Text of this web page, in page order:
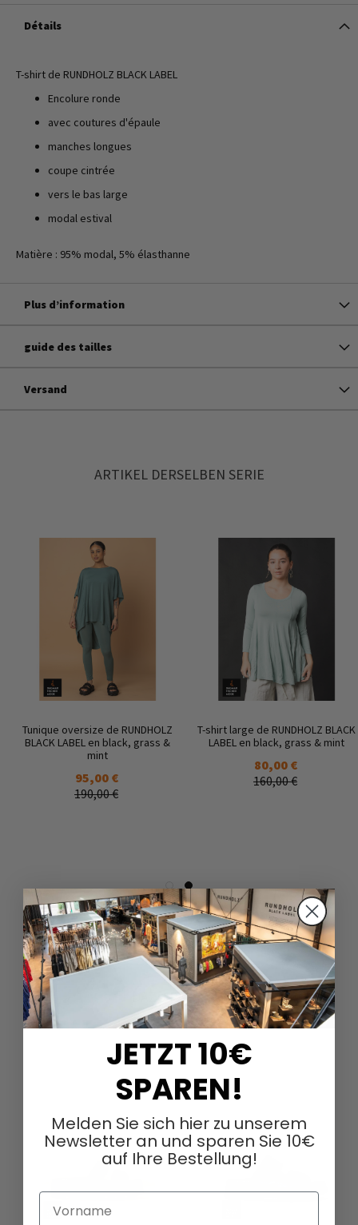
Détails
T-shirt de RUNDHOLZ BLACK LABEL
Encolure ronde
avec coutures d'épaule
manches longues
coupe cintrée
vers le bas large
modal estival
Matière : 95% modal, 5% élasthanne
Plus d’information
guide des tailles
Versand
ARTIKEL DERSELBEN SERIE
Tunique oversize de RUNDHOLZ
BLACK LABEL en black, grass &
mint
95,00 €
190,00 €
T-shirt large de RUNDHOLZ BLACK
LABEL en black, grass & mint
80,00 €
160,00 €
DAZU PASSEND
JETZT 10€
SPAREN!
Melden Sie sich hier zu unserem
Newsletter an und sparen Sie 10€
auf Ihre Bestellung!
Vorname